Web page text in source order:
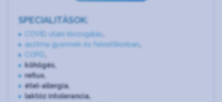
SPECIALITÁSOK:
COVID utáni kivizsgálás
asztma gyermek és felnőttkorban,
COPD
köhögés,
reflux,
étel-allergia,
laktóz intolerancia,